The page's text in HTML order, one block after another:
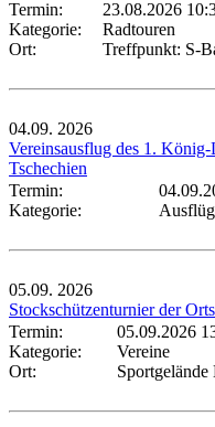
Termin:
23.08.2026
Kategorie:
Radtouren
Ort:
Treffpunkt: S-
04.09. 2026
Vereinsausflug des 1.
Tschechien
Termin:
Kategorie:
05.09. 2026
Stockschützenturnier der
Termin:
05.09.2026
Kategorie:
Vereine
Ort: